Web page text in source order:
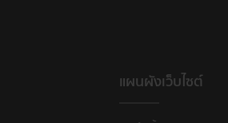
แผนผังเว็บไซต์